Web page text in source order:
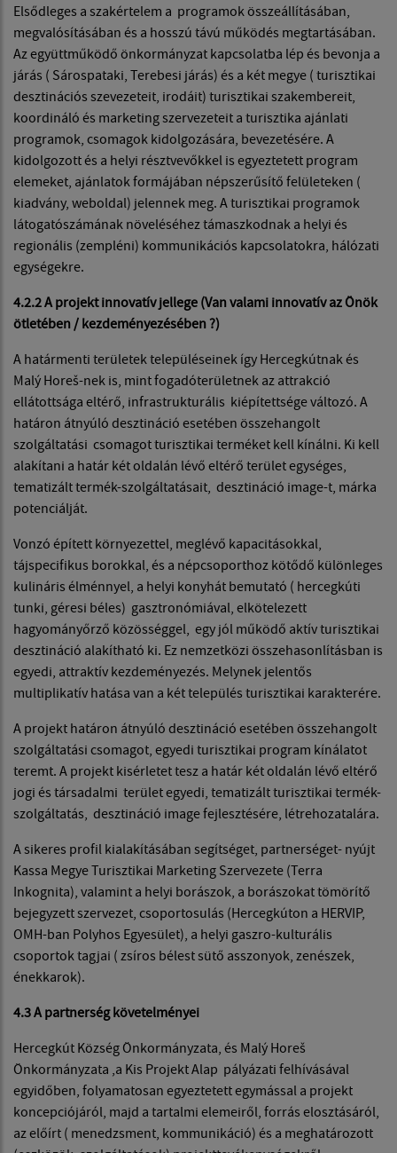
Elsődleges a szakértelem a programok összeállításában,
megvalósításában és a hosszú távú működés megtartásában.
Az együttműködő önkormányzat kapcsolatba lép és bevonja a
járás ( Sárospataki, Terebesi járás) és a két megye ( turisztikai
desztinációs szevezeteit, irodáit) turisztikai szakembereit,
koordináló és marketing szervezeteit a turisztika ajánlati
programok, csomagok kidolgozására, bevezetésére. A
kidolgozott és a helyi résztvevőkkel is egyeztetett program
elemeket, ajánlatok formájában népszerűsítő felületeken (
kiadvány, weboldal) jelennek meg. A turisztikai programok
látogatószámának növeléséhez támaszkodnak a helyi és
regionális (zempléni) kommunikációs kapcsolatokra, hálózati
egységekre.
4.2.2 A projekt innovatív jellege (Van valami innovatív az Önök
ötletében / kezdeményezésében ?)
A határmenti területek településeinek így Hercegkútnak és
Malý Horeš-nek is, mint fogadóterületnek az attrakció
ellátottsága eltérő, infrastrukturális kiépítettsége változó. A
határon átnyúló desztináció esetében összehangolt
szolgáltatási csomagot turisztikai terméket kell kínálni. Ki kell
alakítani a határ két oldalán lévő eltérő terület egységes,
tematizált termék-szolgáltatásait, desztináció image-t, márka
potenciálját.
Vonzó épített környezettel, meglévő kapacitásokkal,
tájspecifikus borokkal, és a népcsoporthoz kötődő különleges
kulináris élménnyel, a helyi konyhát bemutató ( hercegkúti
tunki, géresi béles) gasztronómiával, elkötelezett
hagyományőrző közösséggel, egy jól működő aktív turisztikai
desztináció alakítható ki. Ez nemzetközi összehasonlításban is
egyedi, attraktív kezdeményezés. Melynek jelentős
multiplikatív hatása van a két település turisztikai karakterére.
A projekt határon átnyúló desztináció esetében összehangolt
szolgáltatási csomagot, egyedi turisztikai program kínálatot
teremt. A projekt kisérletet tesz a határ két oldalán lévő eltérő
jogi és társadalmi terület egyedi, tematizált turisztikai termék-
szolgáltatás, desztináció image fejlesztésére, létrehozatalára.
A sikeres profil kialakításában segítséget, partnerséget- nyújt
Kassa Megye Turisztikai Marketing Szervezete (Terra
Inkognita), valamint a helyi borászok, a borászokat tömörítő
bejegyzett szervezet, csoportosulás (Hercegkúton a HERVIP,
OMH-ban Polyhos Egyesület), a helyi gaszro-kulturális
csoportok tagjai ( zsíros bélest sütő asszonyok, zenészek,
énekkarok).
4.3 A partnerség követelményei
Hercegkút Község Önkormányzata, és Malý Horeš
Önkormányzata ,a Kis Projekt Alap pályázati felhívásával
egyidőben, folyamatosan egyeztetett egymással a projekt
koncepciójáról, majd a tartalmi elemeiről, forrás elosztásáról,
az előírt ( menedzsment, kommunikáció) és a meghatározott